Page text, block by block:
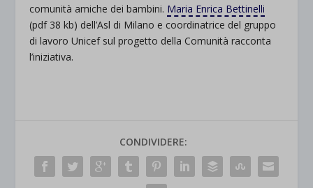
comunità amiche dei bambini. Maria Enrica Bettinelli
(pdf 38 kb) dell’Asl di Milano e coordinatrice del gruppo
di lavoro Unicef sul progetto della Comunità racconta
l’iniziativa.
CONDIVIDERE: